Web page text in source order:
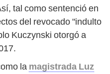
tal como sentenció en
del revocado "indulto
Kuczynski otorgó a
la magistrada Luz